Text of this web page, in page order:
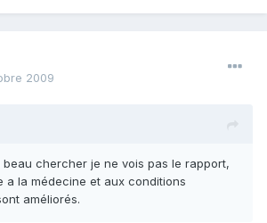
2009
chercher je ne vois pas le rapport,
a la médecine et aux conditions
améliorés.